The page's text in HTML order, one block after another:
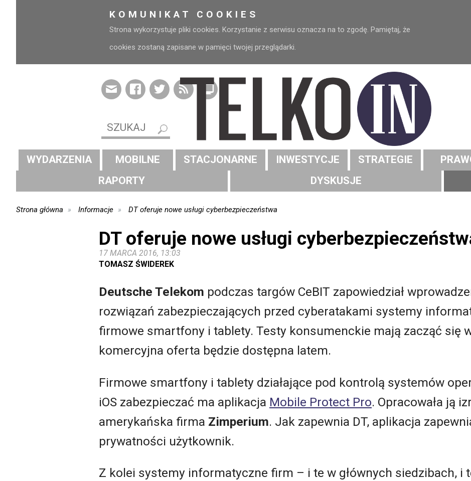
KOMUNIKAT COOKIES
Strona wykorzystuje pliki cookies. Korzystanie z serwisu oznacza na to zgodę. Pamiętaj, że
cookies zostaną zapisane w pamięci twojej przeglądarki.
WYDARZENIA MOBILNE STACJONARNE INWESTYCJE STRATEGIE
RAPORTY
DYSKUSJE
Strona główna Informacje DT oferuje nowe usługi cyberbezpieczeństwa
DT oferuje nowe usługi
17 MARCA 2016, 13:03
TOMASZ ŚWIDEREK
Deutsche Telekom podczas targów CeBIT zapowiedział
rozwiązań zabezpieczających przed cyberatakami systemy
firmowe smartfony i tablety. Testy konsumenckie mają zacząć się
komercyjna oferta będzie dostępna latem.
Firmowe smartfony i tablety działające pod kontrolą systemów
iOS zabezpieczać ma aplikacja Mobile Protect Pro. Opracowała ją
amerykańska firma Zimperium. Jak zapewnia DT, aplikacja
prywatności użytkownik.
Z kolei systemy informatyczne firm – i te w głównych siedzibach, i